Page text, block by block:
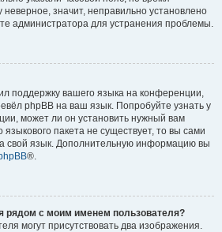
значит, неправильно установлено
администратора для устранения проблемы.
поддержку вашего языка на конференции,
phpBB на ваш язык. Попробуйте узнать у
может ли он установить нужный вам
языкового пакета не существует, то вы сами
свой язык. Дополнительную информацию вы
®.
рядом с моим именем пользователя?
могут присутствовать два изображения.